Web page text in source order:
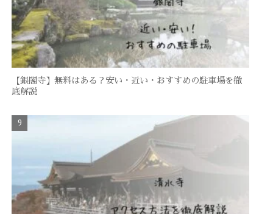
【銀閣寺】無料はある？安い・近い・おすすめの駐車場を徹
底解説